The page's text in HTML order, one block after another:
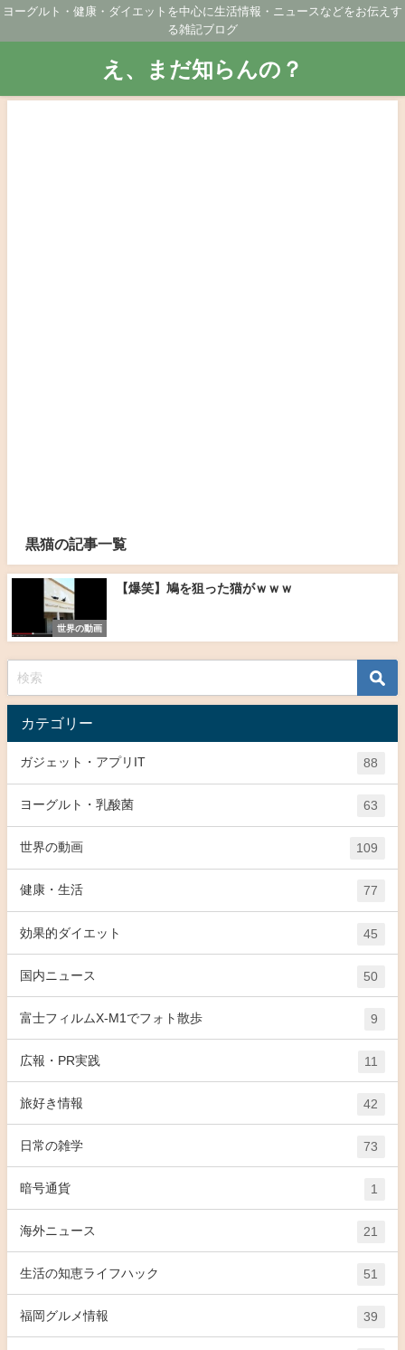
ヨーグルト・健康・ダイエットを中心に生活情報・ニュースなどをお伝えす
る雑記ブログ
え、まだ知らんの？
黒猫の記事一覧
世界の動画
【爆笑】鳩を狙った猫がｗｗｗ
カテゴリー
ガジェット・アプリIT 88
ヨーグルト・乳酸菌 63
世界の動画 109
健康・生活 77
効果的ダイエット 45
国内ニュース 50
富士フィルムX-M1でフォト散歩 9
広報・PR実践 11
旅好き情報 42
日常の雑学 73
暗号通貨 1
海外ニュース 21
生活の知恵ライフハック 51
福岡グルメ情報 39